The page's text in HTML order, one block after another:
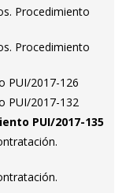
Procedimiento
Procedimiento
PUI/2017-126
PUI/2017-132
PUI/2017-135